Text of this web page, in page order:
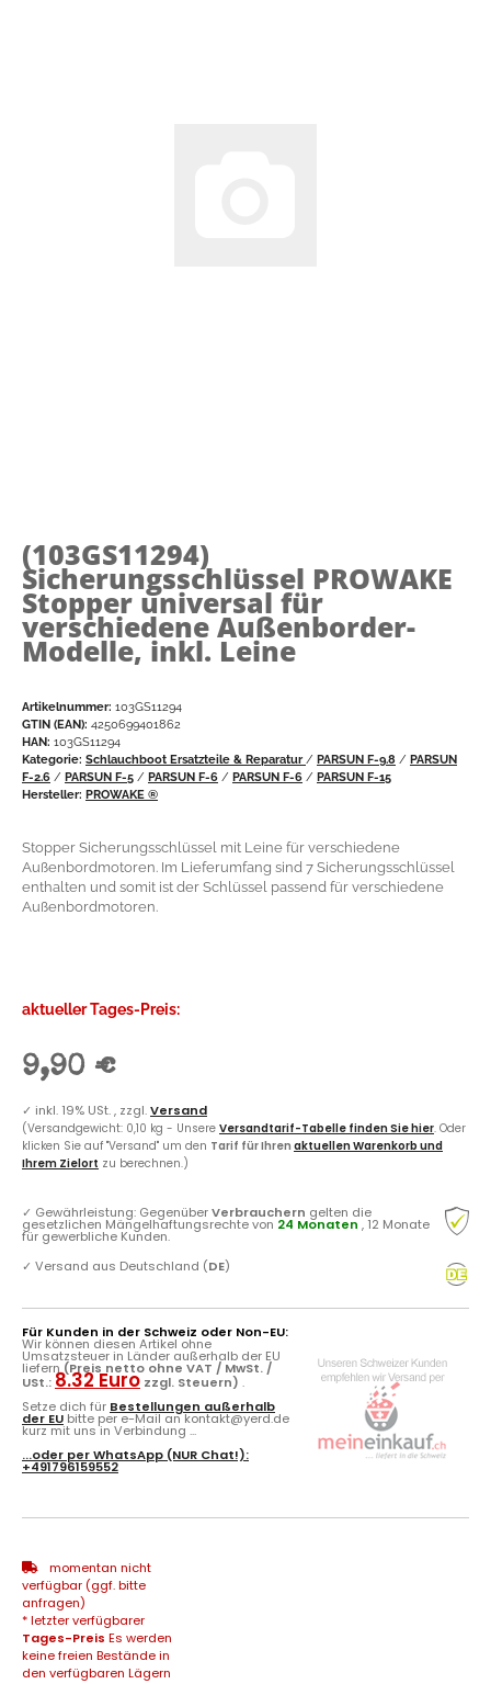
(103GS11294)
Sicherungsschlüssel PROWAKE
Stopper universal für
verschiedene Außenborder-
Modelle, inkl. Leine
Artikelnummer: 103GS11294
GTIN (EAN): 4250699401862
HAN: 103GS11294
Kategorie: Schlauchboot Ersatzteile & Reparatur / PARSUN F-9.8 / PARSUN
F-2.6 / PARSUN F-5 / PARSUN F-6 / PARSUN F-6 / PARSUN F-15
Hersteller: PROWAKE ®
Stopper Sicherungsschlüssel mit Leine für verschiedene
Außenbordmotoren. Im Lieferumfang sind 7 Sicherungsschlüssel
enthalten und somit ist der Schlüssel passend für verschiedene
Außenbordmotoren.
aktueller Tages-Preis:
9,90 €
✓ inkl. 19% USt. , zzgl.Versand
(Versandgewicht: 0,10 kg - Unsere Versandtarif-Tabelle finden Sie hier. Oder
klicken Sie auf "Versand" um den Tarif für Ihren aktuellen Warenkorb und
Ihrem Zielort zu berechnen.)
✓ Gewährleistung: GegenüberVerbrauchern gelten die
gesetzlichen Mängelhaftungsrechte von 24 Monaten , 12 Monate
für gewerbliche Kunden.
✓ Versand aus Deutschland (DE)
Für Kunden in der Schweiz oder Non-EU:
Wir können diesen Artikel ohne
Umsatzsteuer in Länder außerhalb der EU
liefern(Preis netto ohne VAT / MwSt. /
USt.: 8.32 Euro zzgl. Steuern) .
Setze dich für Bestellungen außerhalb
der EU bitte per e-Mail an kontakt@yerd.de
kurz mit uns in Verbindung ...
...oder perWhatsApp (NUR Chat!):
+491796159552
momentan nicht
verfügbar (ggf. bitte
anfragen)
* letzter verfügbarer
Tages-Preis Es werden
keine freien Bestände in
den verfügbaren Lägern